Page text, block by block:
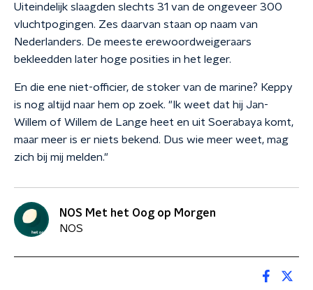
Uiteindelijk slaagden slechts 31 van de ongeveer 300
vluchtpogingen. Zes daarvan staan op naam van
Nederlanders. De meeste erewoordweigeraars
bekleedden later hoge posities in het leger.
En die ene niet-officier, de stoker van de marine? Keppy
is nog altijd naar hem op zoek. "Ik weet dat hij Jan-
Willem of Willem de Lange heet en uit Soerabaya komt,
maar meer is er niets bekend. Dus wie meer weet, mag
zich bij mij melden."
NOS Met het Oog op Morgen
NOS